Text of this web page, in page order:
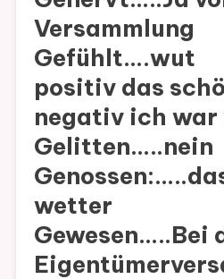
Versammlung
Gefühlt….wut
positiv das
negativ ich war
Gelitten…..nein
wetter
Gewesen…..Bei